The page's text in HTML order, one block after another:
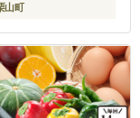
町